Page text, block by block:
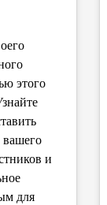
этого
вашего
и
для